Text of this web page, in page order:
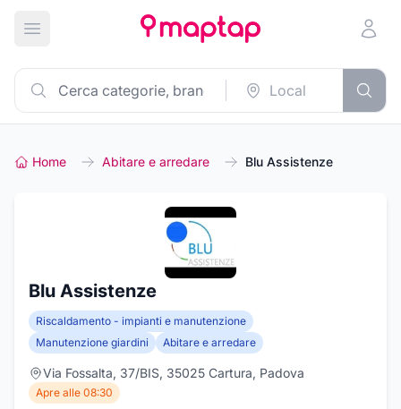
Apri menu principale
Home Abitare e arredare Blu Assistenze
Blu Assistenze
Riscaldamento - impianti e manutenzione
Manutenzione giardini
Abitare e arredare
Via Fossalta, 37/BIS, 35025 Cartura, Padova
Apre alle 08:30